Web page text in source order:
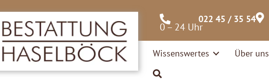
022 45 / 35 54
0 – 24 Uhr
Wissenswertes Über uns